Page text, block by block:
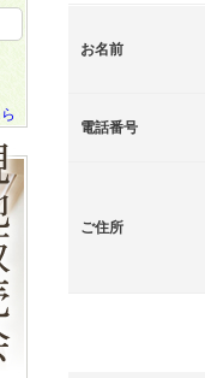
お名前
電話番号
ご住所